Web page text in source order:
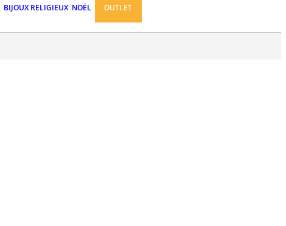
BIJOUX RELIGIEUX NOËL OUTLET